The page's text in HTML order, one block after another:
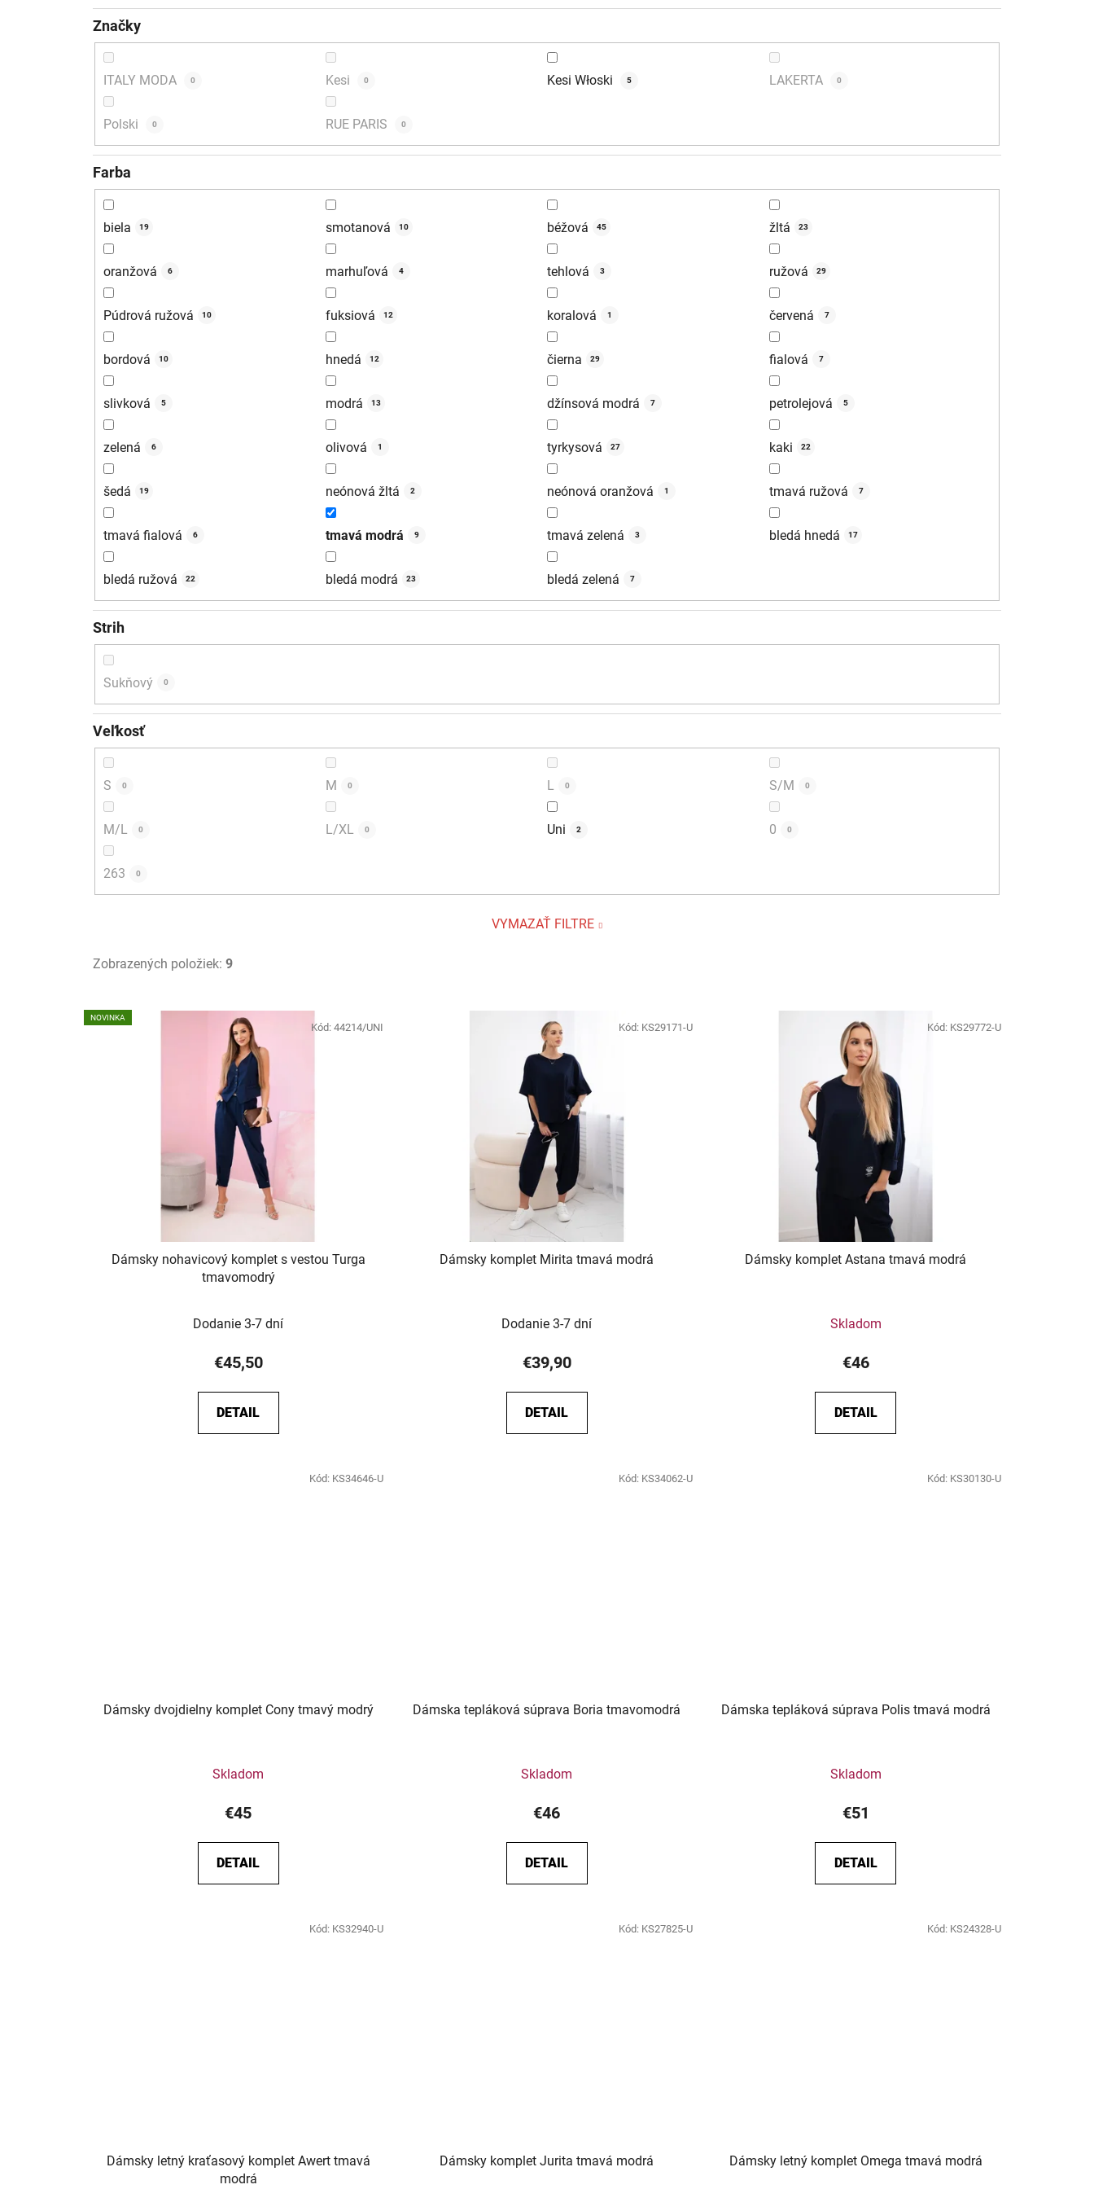
Značky
ITALY MODA 0 Kesi 0 Kesi Włoski 5 LAKERTA 0
Polski 0 RUE PARIS 0
Farba
biela 19 smotanová 10 béžová 45 žltá 23
oranžová 6 marhuľová 4 tehlová 3 ružová 29
Púdrová ružová 10 fuksiová 12 koralová 1 červená 7
bordová 10 hnedá 12 čierna 29 fialová 7
slivková 5 modrá 13 džínsová modrá 7 petrolejová 5
zelená 6 olivová 1 tyrkysová 27 kaki 22
šedá 19 neónová žltá 2 neónová oranžová 1 tmavá ružová 7
tmavá fialová 6 tmavá modrá 9 tmavá zelená 3 bledá hnedá 17
bledá ružová 22 bledá modrá 23 bledá zelená 7
Strih
Sukňový 0
Veľkosť
S 0 M 0 L 0 S/M 0
M/L 0 L/XL 0 Uni 2 0 0
263 0
VYMAZAŤ FILTRE
Zobrazených položiek: 9
V
ý
NOVINKA
Dámsky nohavicový komplet s vestou Turga
tmavomodrý
Dodanie 3-7 dní
€45,50
DETAIL
Kód:44214/UNI
Dámsky komplet Mirita tmavá modrá
Dodanie 3-7 dní
€39,90
DETAIL
Kód: KS29171-U
Dámsky komplet Astana tmavá modrá
Skladom
€46
DETAIL
Kód: KS29772-U
Dámsky dvojdielny komplet Cony tmavý modrý
Skladom
€45
DETAIL
Kód: KS34646-U
Dámska tepláková súprava Boria tmavomodrá
Skladom
€46
DETAIL
Kód: KS34062-U
Dámska tepláková súprava Polis tmavá modrá
Skladom
€51
DETAIL
Kód: KS30130-U
Dámsky letný kraťasový komplet Awert tmavá
modrá
Kód: KS32940-U
Dámsky komplet Jurita tmavá modrá
Kód: KS27825-U
Dámsky letný komplet Omega tmavá modrá
Kód: KS24328-U